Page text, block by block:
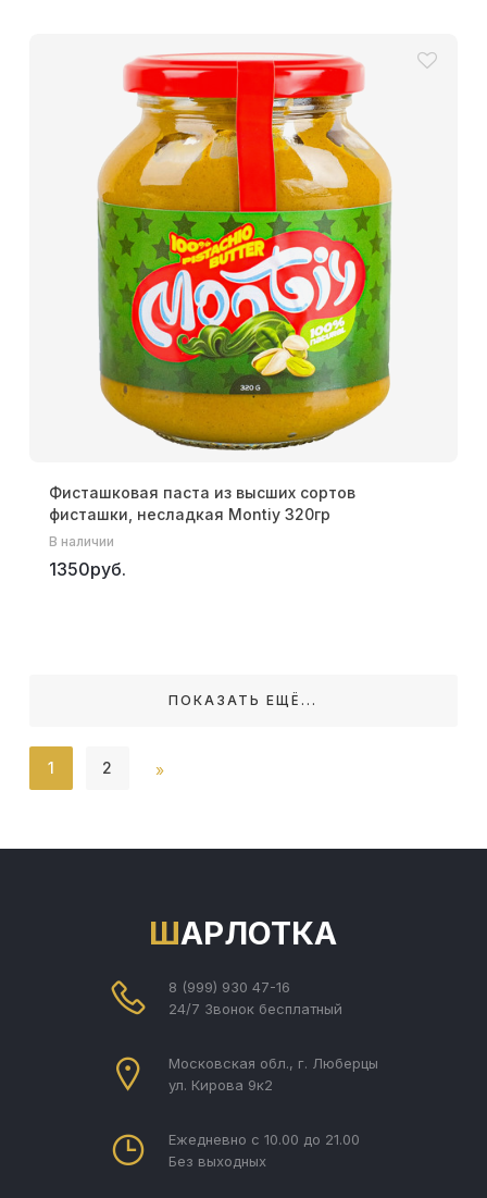
Фисташковая паста из высших сортов
фисташки, несладкая Montiy 320гр
В наличии
1350руб.
ПОКАЗАТЬ ЕЩЁ...
1 2 »
ШАРЛОТКА
8 (999) 930 47-16
24/7 Звонок бесплатный
Московская обл., г. Люберцы
ул. Кирова 9к2
Ежедневно с 10.00 до 21.00
Без выходных